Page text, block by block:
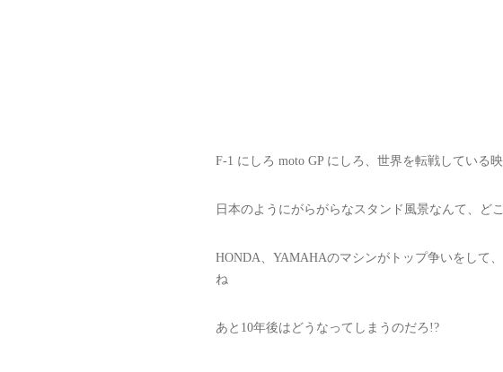
F-1 にしろ moto GP にしろ、世界を転戦している
日本のようにがらがらなスタンド風景なんて、ど
HONDA、YAMAHAのマシンがトップ争いをして
ね
あと10年後はどうなってしまうのだろ!?